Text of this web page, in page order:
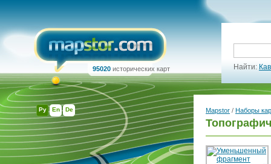
Ру En De
95020 исторических карт Найти:
Mapstor / Наборы